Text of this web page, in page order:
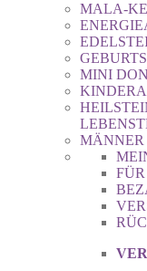
MALA-
MINI